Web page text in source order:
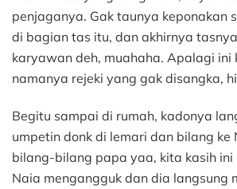
penjaganya. Gak taunya keponakan
di bagian tas itu, dan akhirnya
karyawan deh, muahaha. Apalagi ini
namanya rejeki yang gak disangka,
Begitu sampai di rumah, kadonya
umpetin donk di lemari dan bilang ke
bilang-bilang papa yaa, kita kasih ini
Naia mengangguk dan dia langsung